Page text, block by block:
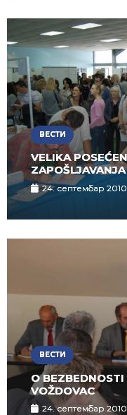
ВЕСТИ
VELIKA
24. септембар 2010.
ВЕСТИ
O
VOŽDOVAC
24. септембар